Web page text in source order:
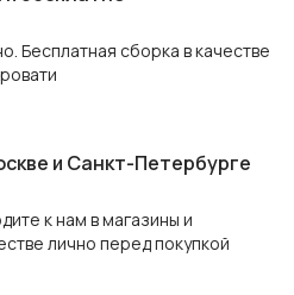
Бесплатная сборка в качестве
и Санкт-Петербурге
к нам в магазины и
лично перед покупкой